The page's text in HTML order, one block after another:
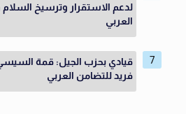
لدعم الاستقرار وترسيخ
العربي
قيادي بحزب الجيل: قمة
فريد للتضامن العربي